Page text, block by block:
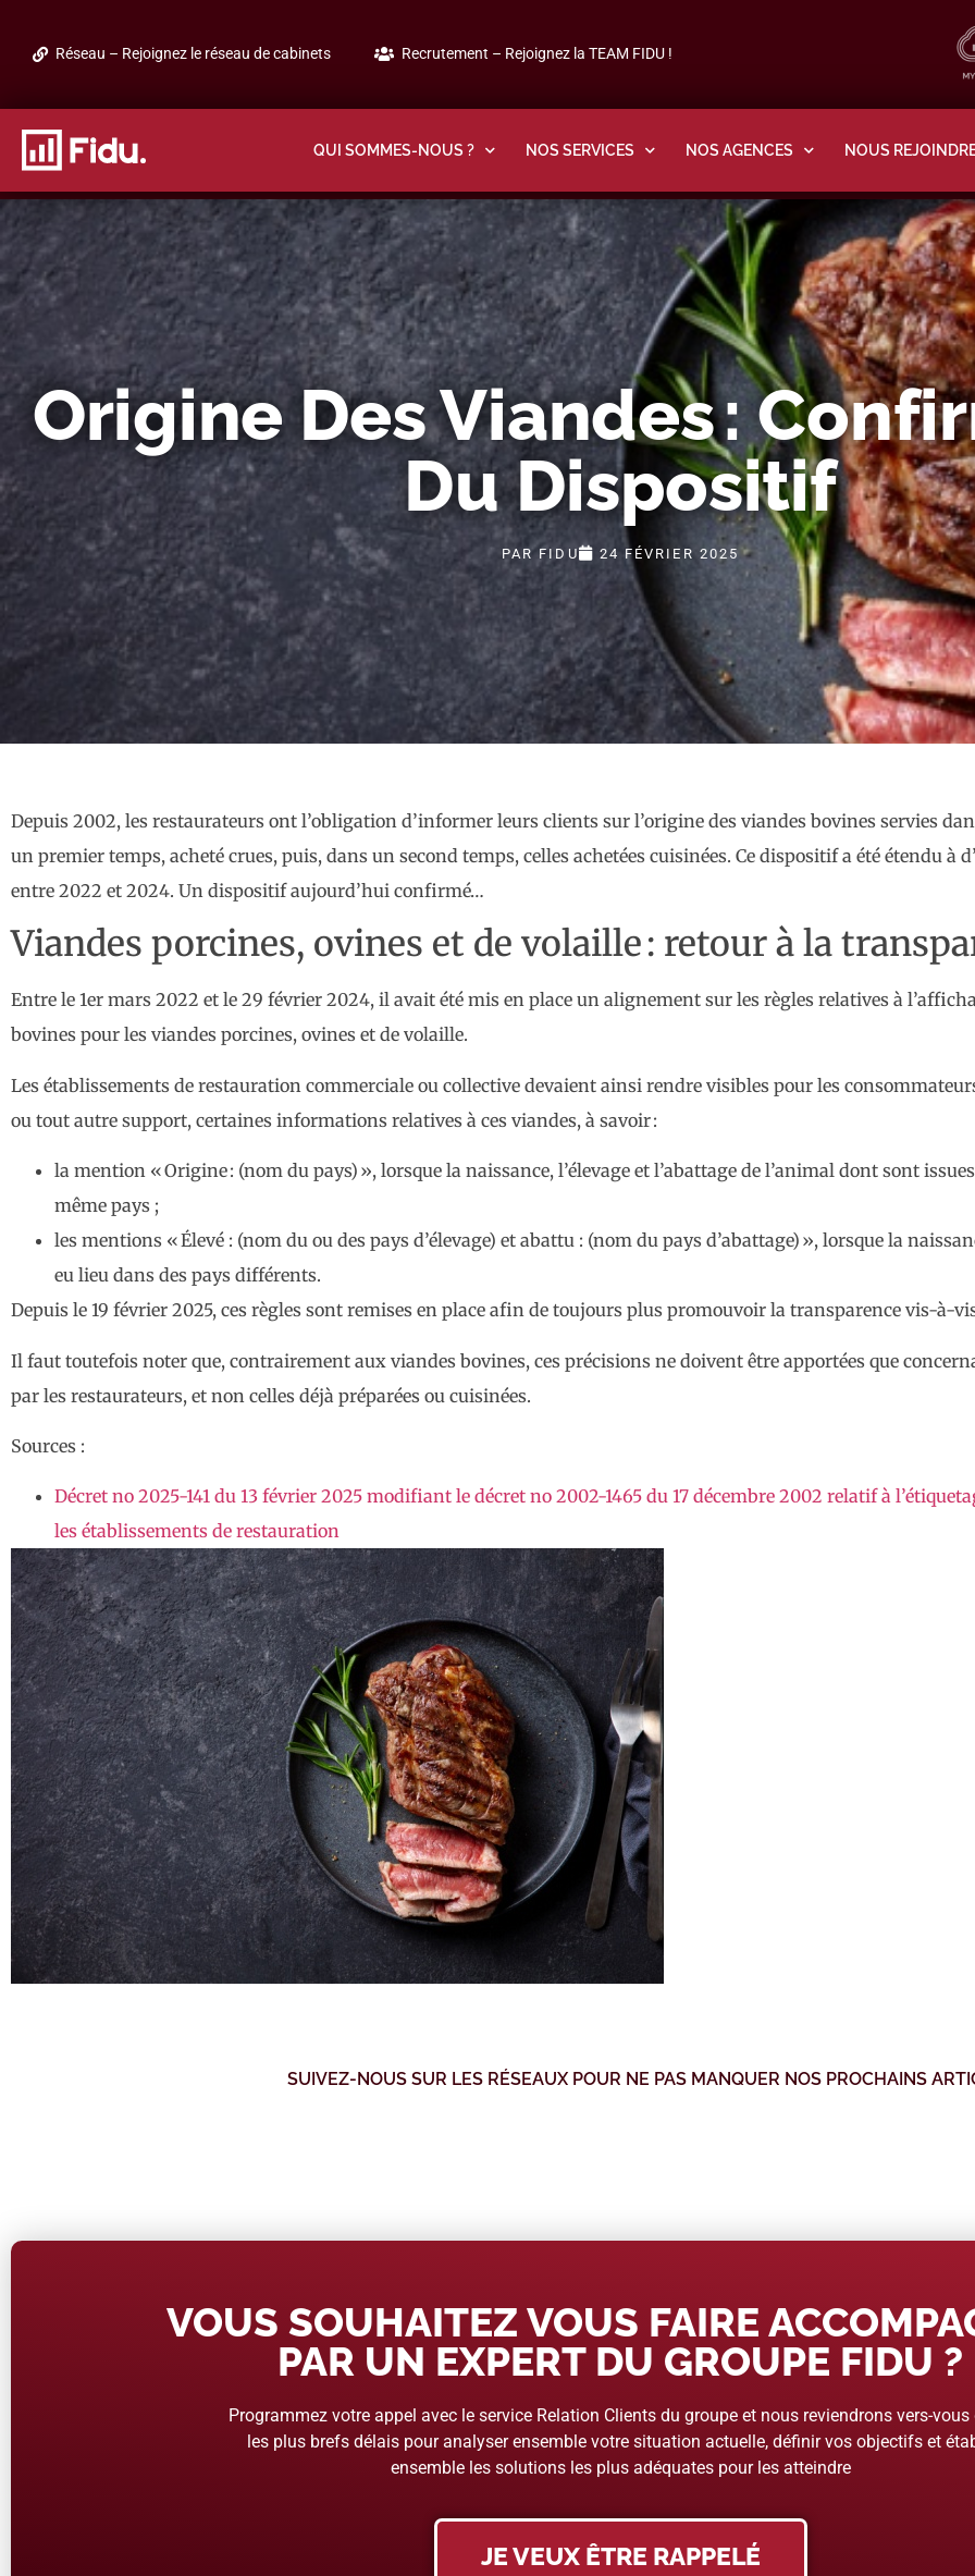
Réseau – Rejoignez le réseau de cabinets Recrutement – Rejoignez la TEAM FIDU !
QUI SOMMES-NOUS ? NOS SERVICES NOS AGENCES NOUS
Origine Des Viandes :
Du Dispositif
PARFIDU 24 FÉVRIER 2025
Depuis 2002, les restaurateurs ont l’obligation d’informer leurs clients sur l’origine des viandes bovines servies
un premier temps, acheté crues, puis, dans un second temps, celles achetées cuisinées. Ce dispositif a été étendu à
entre 2022 et 2024. Un dispositif aujourd’hui confirmé…
Viandes porcines, ovines et de volaille : retour à la
Entre le 1er mars 2022 et le 29 février 2024, il avait été mis en place un alignement sur les règles relatives à
bovines pour les viandes porcines, ovines et de volaille.
Les établissements de restauration commerciale ou collective devaient ainsi rendre visibles pour les
ou tout autre support, certaines informations relatives à ces viandes, à savoir :
la mention « Origine : (nom du pays) », lorsque la naissance, l’élevage et l’abattage de l’animal dont sont
même pays ;
les mentions « Élevé : (nom du ou des pays d’élevage) et abattu : (nom du pays d’abattage) », lorsque la
eu lieu dans des pays différents.
Depuis le 19 février 2025, ces règles sont remises en place afin de toujours plus promouvoir la transparence vis-à-
Il faut toutefois noter que, contrairement aux viandes bovines, ces précisions ne doivent être apportées que
par les restaurateurs, et non celles déjà préparées ou cuisinées.
Sources :
Décret no 2025-141 du 13 février 2025 modifiant le décret no 2002-1465 du 17 décembre 2002 relatif à
les établissements de restauration
SUIVEZ-NOUS SUR LES RÉSEAUX POUR NE PAS MANQUER NOS PROCHAINS
VOUS SOUHAITEZ VOUS FAIRE
PAR UN EXPERT DU GROUPE FIDU ?
Programmez votre appel avec le service Relation Clients du groupe et nous reviendrons vers-vous
les plus brefs délais pour analyser ensemble votre situation actuelle, définir vos objectifs et
ensemble les solutions les plus adéquates pour les atteindre
JE VEUX ÊTRE RAPPELÉ